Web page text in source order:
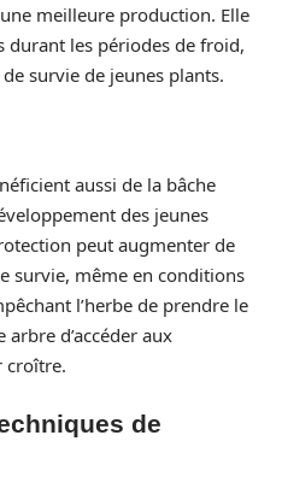
meilleure production. Elle
durant les périodes de froid,
survie de jeunes plants.
aussi de la bâche
des jeunes
peut augmenter de
survie, même en conditions
l’herbe de prendre le
d’accéder aux
croître.
de